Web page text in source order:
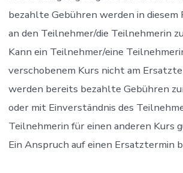
bezahlte Gebühren werden in
an den Teilnehmer/die Teilnehmerin
Kann ein Teilnehmer/eine
verschobenem Kurs nicht am
werden bereits bezahlte Gebühren
oder mit Einverständnis des
Teilnehmerin für einen anderen Kurs
Ein Anspruch auf einen Ersatztermin